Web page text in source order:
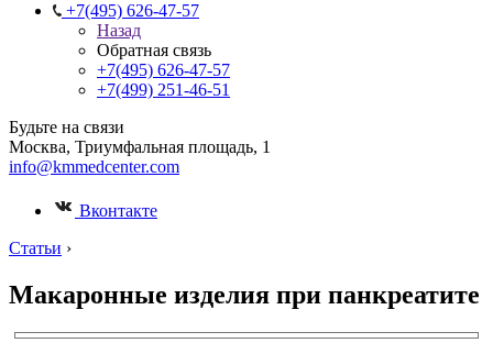
+7(495) 626-47-57
Назад
Обратная связь
+7(495) 626-47-57
+7(499) 251-46-51
Будьте на связи
Москва, Триумфальная площадь, 1
info@kmmedcenter.com
Вконтакте
Статьи ›
Макаронные изделия при панкреатите